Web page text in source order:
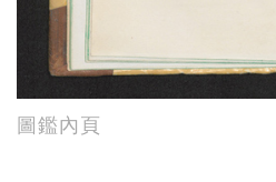
圖鑑內頁